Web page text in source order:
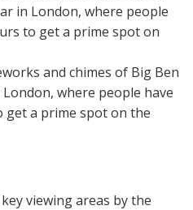
and chimes of Big Ben
where people have
a prime spot on the